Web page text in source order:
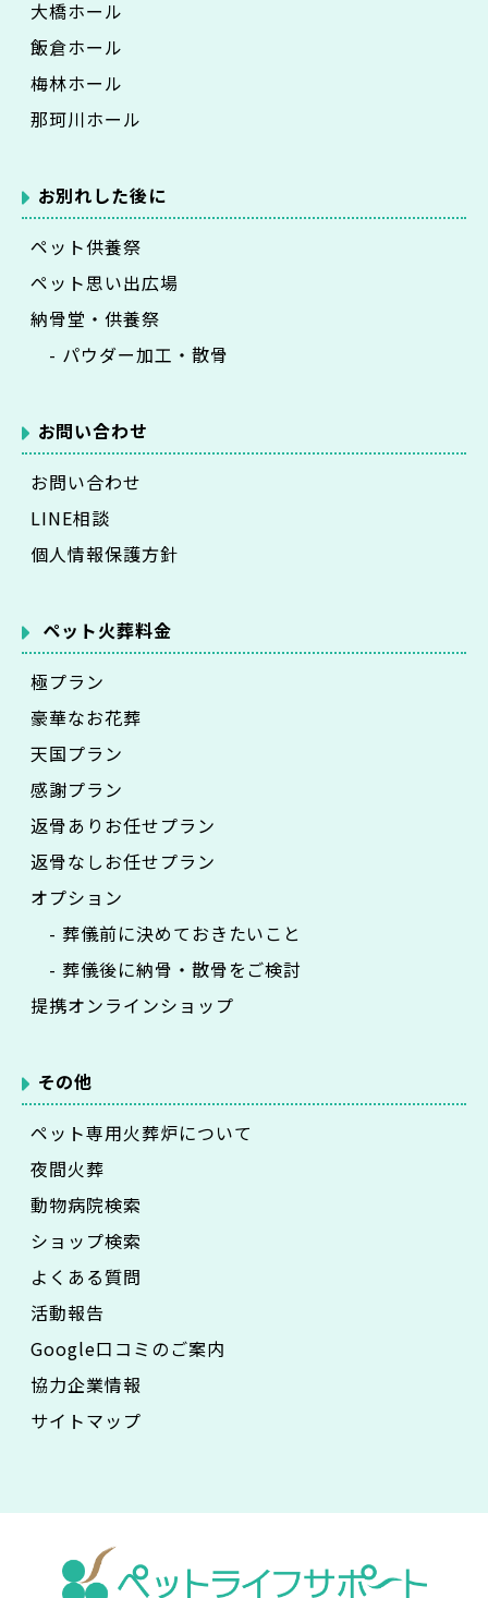
大橋ホール
飯倉ホール
梅林ホール
那珂川ホール
お別れした後に
ペット供養祭
ペット思い出広場
納骨堂・供養祭
- パウダー加工・散骨
お問い合わせ
お問い合わせ
LINE相談
個人情報保護方針
ペット火葬料金
極プラン
豪華なお花葬
天国プラン
感謝プラン
返骨ありお任せプラン
返骨なしお任せプラン
オプション
- 葬儀前に決めておきたいこと
- 葬儀後に納骨・散骨をご検討
提携オンラインショップ
その他
ペット専用火葬炉について
夜間火葬
動物病院検索
ショップ検索
よくある質問
活動報告
Google口コミのご案内
協力企業情報
サイトマップ